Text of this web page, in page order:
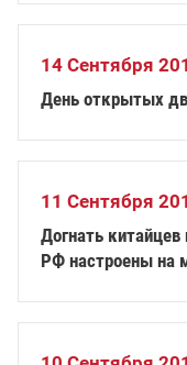
14 Сентября
День открытых
11 Сентября
Догнать
РФ настроены на